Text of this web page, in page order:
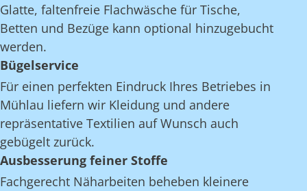
Glatte, faltenfreie Flachwäsche für Tische,
Betten und Bezüge kann optional hinzugebucht
werden.
Bügelservice
Für einen perfekten Eindruck Ihres Betriebes in
Mühlau liefern wir Kleidung und andere
repräsentative Textilien auf Wunsch auch
gebügelt zurück.
Ausbesserung feiner Stoffe
Fachgerecht Näharbeiten beheben kleinere